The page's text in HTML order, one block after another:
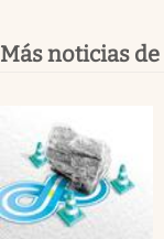
Más noticias de